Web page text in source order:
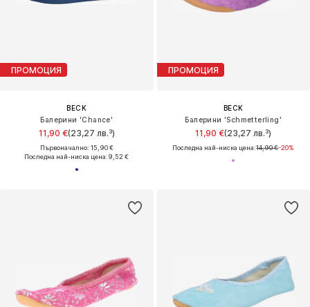
ПРОМОЦИЯ
BECK
Балерини 'Chance'
11,90 €(23,27 лв.³)
Първоначално: 15,90 €
Последна най-ниска цена:9,52 €
ПРОМОЦИЯ
BECK
Балерини 'Schmetterling'
11,90 €(23,27 лв.³)
Последна най-ниска цена:14,90 €-20%